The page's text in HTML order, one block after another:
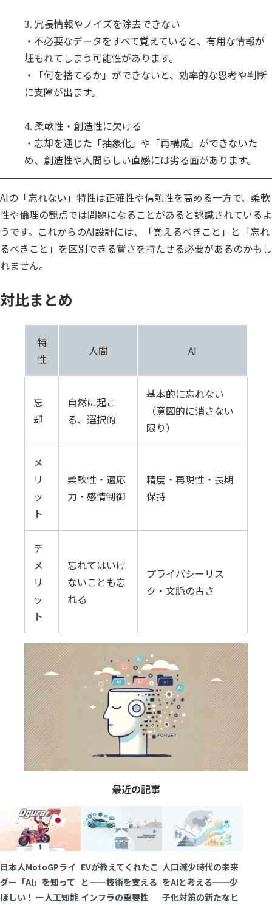
3. 冗長情報やノイズを除去できない
・不必要なデータをすべて覚えていると、有用な情報が
埋もれてしまう可能性があります。
・「何を捨てるか」ができないと、効率的な思考や判断
に支障が出ます。
4. 柔軟性・創造性に欠ける
・忘却を通じた「抽象化」や「再構成」ができないた
め、創造性や人間らしい直感には劣る面があります。
AIの「忘れない」特性は正確性や信頼性を高める一方で、柔軟
性や倫理の観点では問題になることがあると認識されているよ
うです。これからのAI設計には、「覚えるべきこと」と「忘れ
るべきこと」を区別できる賢さを持たせる必要があるのかもし
れません。
対比まとめ
特
性
人間 AI
忘
却
自然に起こ
る、選択的
基本的に忘れない
（意図的に消さない
限り）
メ
リ
ッ
ト
柔軟性・適応
力・感情制御
精度・再現性・長期
保持
デ
メ
リ
ッ
ト
忘れてはいけ
ないことも忘
れる
プライバシーリス
ク・文脈の古さ
最近の記事
日本人MotoGPライ
ダー「AI」を知って
ほしい！ ー人工知能
EVが教えてくれたこ
と——技術を支える
インフラの重要性
人口減少時代の未来
をAIと考える──少
子化対策の新たなヒ